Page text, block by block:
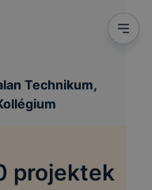
Technikum,
projektek